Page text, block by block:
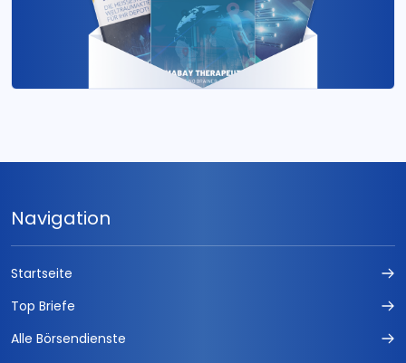
Navigation
Startseite
Top Briefe
Alle Börsendienste